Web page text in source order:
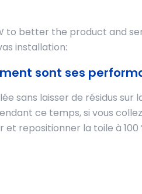
to better the product and
installation:
sont ses
sans laisser de résidus sur
ce temps, si vous
repositionner la toile à 100